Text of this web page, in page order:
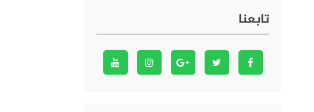
تابعنا